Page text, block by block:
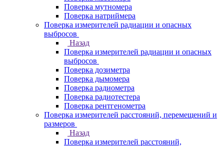
Поверка мутномера
Поверка натриймера
Поверка измерителей радиации и опасных
выбросов
Назад
Поверка измерителей радиации и опасных
выбросов
Поверка дозиметра
Поверка дымомера
Поверка радиометра
Поверка радиотестера
Поверка рентгенометра
Поверка измерителей расстояний, перемещений и
размеров
Назад
Поверка измерителей расстояний,